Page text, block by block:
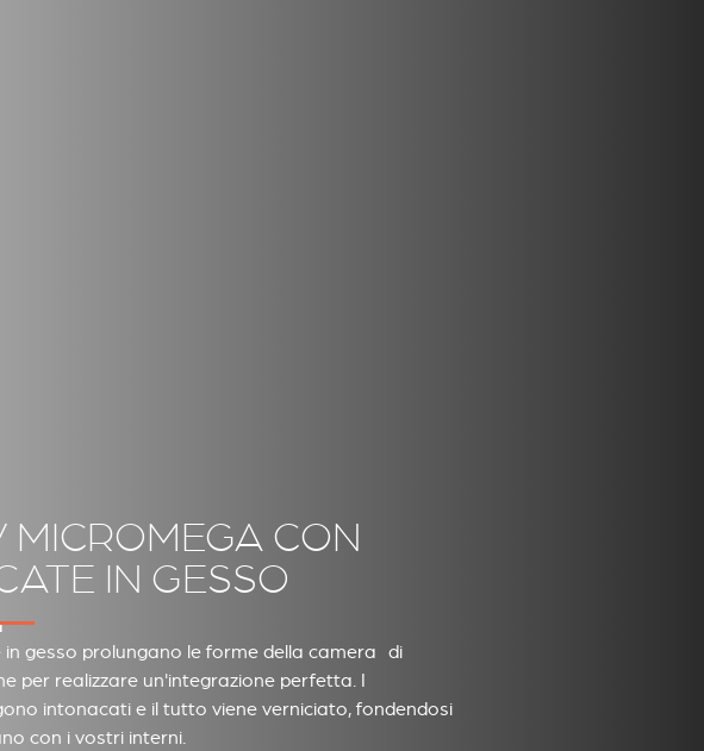
MICROMEGA CON
IN GESSO
in gesso prolungano le forme della camera di
per realizzare un'integrazione perfetta. I
intonacati e il tutto viene verniciato, fondendosi
con i vostri interni.